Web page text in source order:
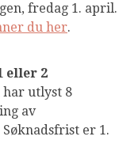
fredag 1. april.
du her.
eller 2
utlyst 8
av
er 1.